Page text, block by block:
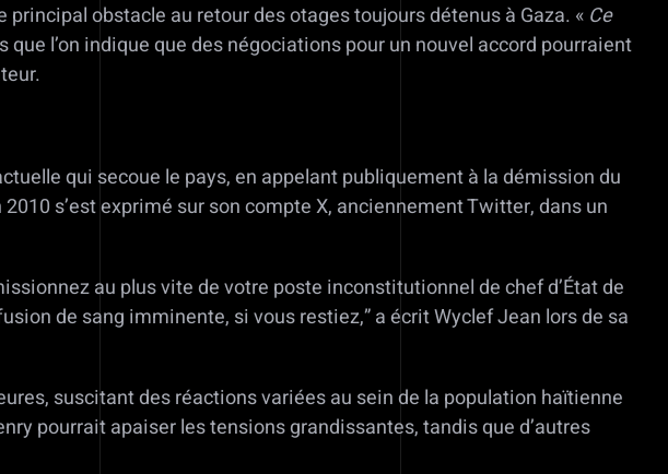
obstacle au retour des otages toujours détenus à Gaza. « Ce
l’on indique que des négociations pour un nouvel accord pourraient
qui secoue le pays, en appelant publiquement à la démission du
s’est exprimé sur son compte X, anciennement Twitter, dans un
au plus vite de votre poste inconstitutionnel de chef d’État de
de sang imminente, si vous restiez,” a écrit Wyclef Jean lors de sa
suscitant des réactions variées au sein de la population haïtienne
pourrait apaiser les tensions grandissantes, tandis que d’autres